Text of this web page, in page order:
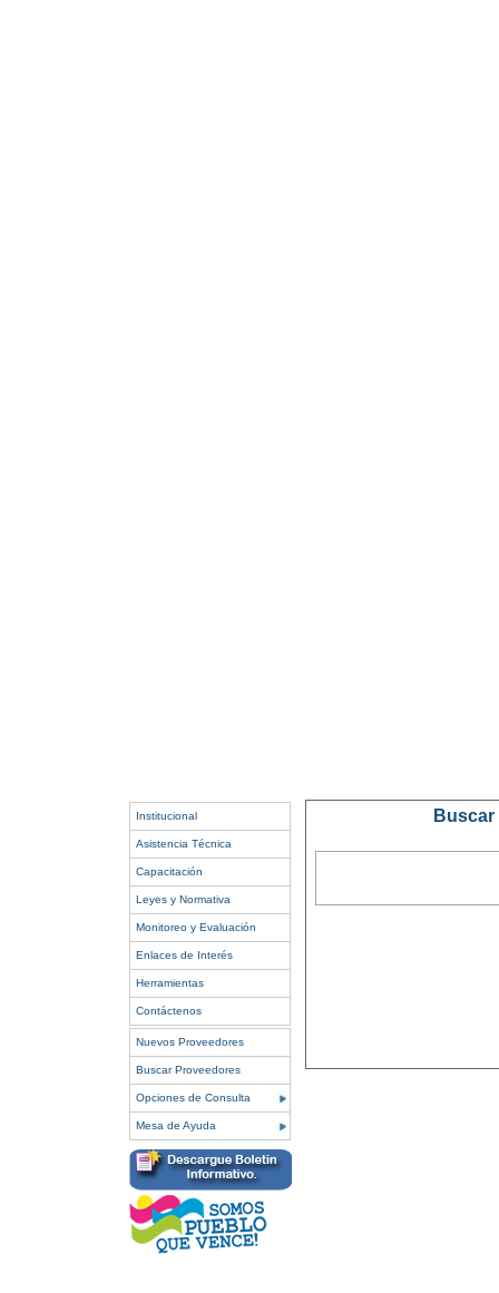
Institucional
Asistencia Técnica
Capacitación
Leyes y Normativa
Monitoreo y Evaluación
Enlaces de Interés
Herramientas
Contáctenos
Nuevos Proveedores
Buscar Proveedores
Opciones de Consulta
Mesa de Ayuda